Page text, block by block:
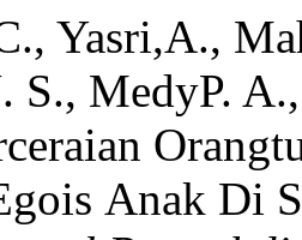
Yasri,A.,
S., MedyP.
Anak Di